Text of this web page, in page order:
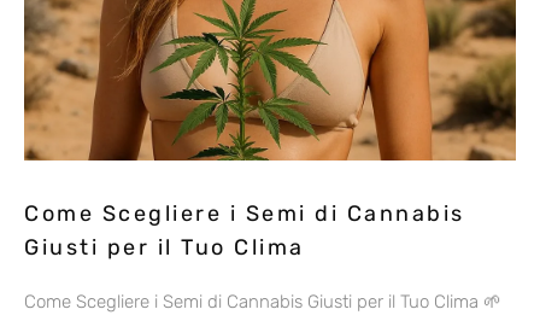
Come Scegliere i Semi di Cannabis
Giusti per il Tuo Clima
Come Scegliere i Semi di Cannabis Giusti per il Tuo Clima 🌱